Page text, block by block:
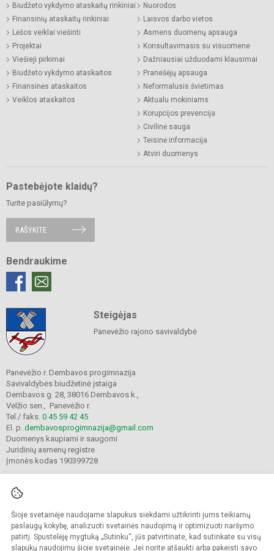
Šioje svetainėje naudojame slapukus siekdami užtikrinti jums teikiamų
paslaugų kokybę, analizuoti svetainės naudojimą ir optimizuoti naršymo
patirtį. Spustelėję mygtuką „Sutinku“, jūs patvirtinate, kad sutinkate su visų
slapukų naudojimu šioje svetainėje. Jei norite atšaukti arba pakeisti savo
Biudžeto vykdymo ataskaitų rinkiniai
Finansinių ataskaitų rinkiniai
Lėšos veiklai viešinti
Projektai
Viešieji pirkimai
Biudžeto vykdymo ataskaitos
Finansinės ataskaitos
Veiklos ataskaitos
Nuorodos
Laisvos darbo vietos
Asmens duomenų apsauga
Konsultavimasis su visuomene
Dažniausiai užduodami klausimai
Pranešėjų apsauga
Neformalusis švietimas
Aktualu mokiniams
Korupcijos prevencija
Civilinė sauga
Teisinė informacija
Atviri duomenys
Pastebėjote klaidų?
Turite pasiūlymų?
RAŠYKITE
Bendraukime
Steigėjas
Panevėžio rajono savivaldybė
Panevėžio r. Dembavos progimnazija
Savivaldybės biudžetinė įstaiga
Dembavos g. 28, 38016 Dembavos k.,
Velžio sen., Panevėžio r.
Tel./ faks. 0 45 59 42 45
El. p. dembavosprogimnazija@gmail.com
Duomenys kaupiami ir saugomi
Juridinių asmenų registre
Įmonės kodas 190399728
© 2021. Panevėžio r. Dembavos progimnazija. Visos teisės saugomos.
Kopijuoti turinį be raštiško progimnazijos sutikimo griežtai draudžiama.
Prieinamumo paraiška Slapukų valdymas